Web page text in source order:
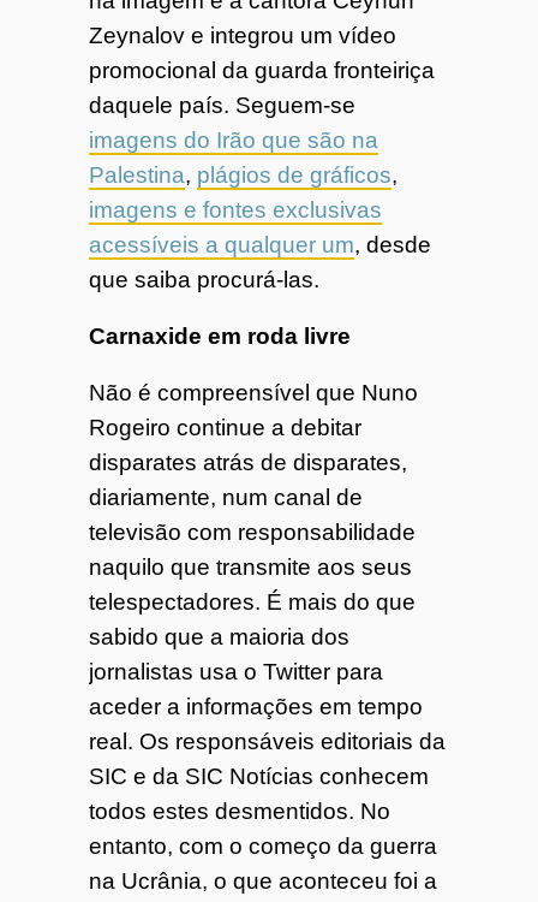
Zeynalov e integrou um vídeo
promocional da guarda fronteiriça
daquele país. Seguem-se
imagens do Irão que são na
Palestina, plágios de gráficos,
imagens e fontes exclusivas
acessíveis a qualquer um, desde
que saiba procurá-las.
Carnaxide em roda livre
Não é compreensível que Nuno
Rogeiro continue a debitar
disparates atrás de disparates,
diariamente, num canal de
televisão com responsabilidade
naquilo que transmite aos seus
telespectadores. É mais do que
sabido que a maioria dos
jornalistas usa o Twitter para
aceder a informações em tempo
real. Os responsáveis editoriais da
SIC e da SIC Notícias conhecem
todos estes desmentidos. No
entanto, com o começo da guerra
na Ucrânia, o que aconteceu foi a